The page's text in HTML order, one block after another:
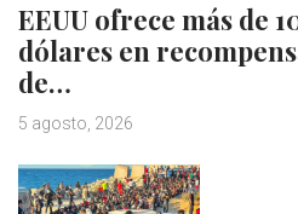
EEUU ofrece más de
dólares en
de…
5 agosto, 2026